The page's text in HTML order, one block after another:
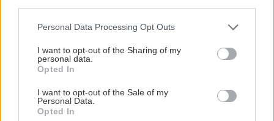
Please note that this website/app uses one or more Google
not limited to your visit or usage behaviour. You may click to
grant or deny consent to Google and its third-party tags to
use your data for below specified purposes in below Google
consent section.
Personal Data Processing Opt Outs
I want to opt-out of the Sharing of my
personal data.
Opted In
I want to opt-out of the Sale of my
Personal Data.
Opted In
Μείνε Αύγουστο στην Αθήνα κι άσε τους
άλλους να λένε
Πώς θα